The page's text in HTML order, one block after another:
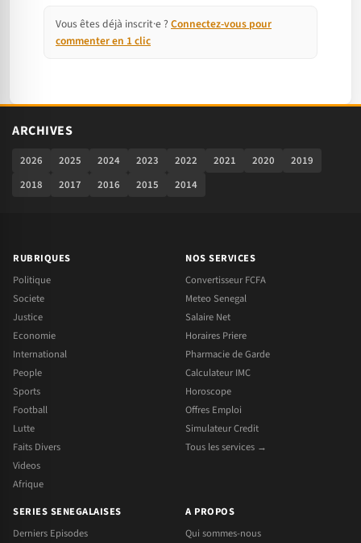
Vous êtes déjà inscrit·e ? Connectez-vous pour
commenter en 1 clic
ARCHIVES
2026 2025 2024 2023 2022 2021 2020
2019
2018
2017 2016 2015 2014
RUBRIQUES
Politique
Societe
Justice
Economie
International
People
Sports
Football
Lutte
Faits Divers
Videos
Afrique
NOS SERVICES
Convertisseur FCFA
Meteo Senegal
Salaire Net
Horaires Priere
Pharmacie de Garde
Calculateur IMC
Horoscope
Offres Emploi
Simulateur Credit
Tous les services →
SERIES SENEGALAISES
Derniers Episodes
A PROPOS
Qui sommes-nous